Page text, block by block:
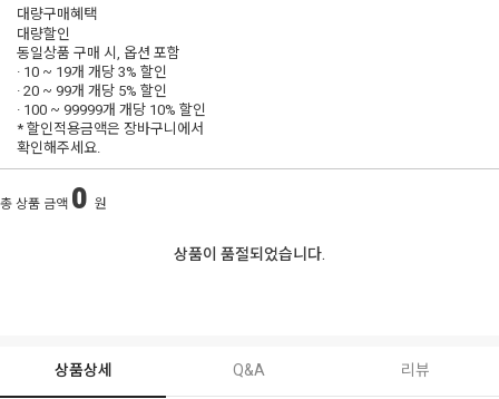
대량구매혜택
대량할인
동일상품 구매 시, 옵션 포함
· 10 ~ 19개 개당3% 할인
· 20 ~ 99개 개당 5% 할인
· 100 ~ 99999개 개당 10% 할인
* 할인적용금액은 장바구니에서
확인해주세요.
총 상품 금액 0 원
상품이 품절되었습니다.
상품상세 Q&A 리뷰